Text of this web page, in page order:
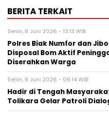
BERITA TERKAIT
Senin, 8 Juni 2026 - 13:13 WIB
Polres Biak Numfor dan
Disposal Bom Aktif
Diserahkan Warga
Senin, 8 Juni 2026 - 06:14 WIB
Hadir di Tengah
Tolikara Gelar Patroli